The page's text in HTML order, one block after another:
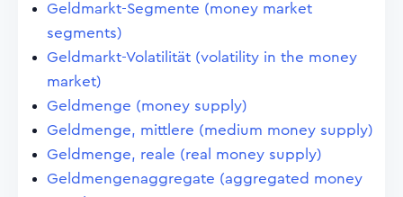
Geldmarkt-Segmente (money market
segments)
Geldmarkt-Volatilität (volatility in the money
market)
Geldmenge (money supply)
Geldmenge, mittlere (medium money supply)
Geldmenge, reale (real money supply)
Geldmengenaggregate (aggregated money